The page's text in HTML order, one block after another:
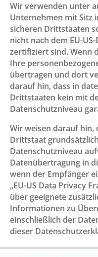
Wir verwenden unter
Unternehmen mit Sitz
sicheren Drittstaaten
nicht nach dem EU-
zertifiziert sind. Wenn
Ihre
übertragen und dort
darauf hin, dass in
Drittstaaten kein mit
Datenschutzniveau
Wir weisen darauf hin,
Drittstaat
Datenschutzniveau
Datenübertragung in
wenn der Empfänger
„EU-US Data Privacy
über geeignete
Informationen zu
einschließlich der
dieser